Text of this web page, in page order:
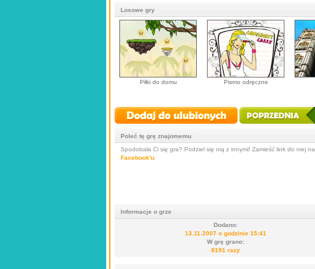
Losowe gry
Piłki do domu Pismo odręczne
Poleć tę grę znajomemu
Spodobała Ci się gra? Podziel się nią z innymi! Zamieść link do niej na
Facebook'u:
Informacje o grze
Dodano:
13.11.2007 o godzinie 15:41
W grę grano:
8191 razy